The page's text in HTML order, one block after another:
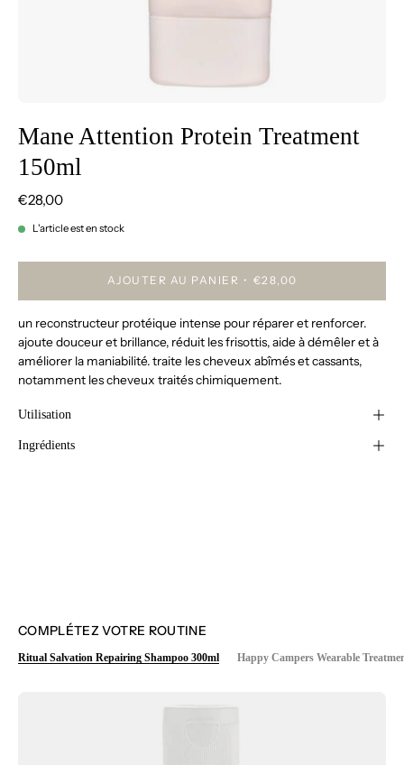
Mane Attention Protein Treatment
150ml
€28,00
L'article est en stock
AJOUTER AU PANIER €28,00
un reconstructeur protéique intense pour réparer et renforcer.
ajoute douceur et brillance, réduit les frisottis, aide à démêler et à
améliorer la maniabilité. traite les cheveux abîmés et cassants,
notamment les cheveux traités chimiquement.
Utilisation
Ingrédients
COMPLÉTEZ VOTRE ROUTINE
Ritual Salvation Repairing Shampoo 300ml Happy Campers Wearable